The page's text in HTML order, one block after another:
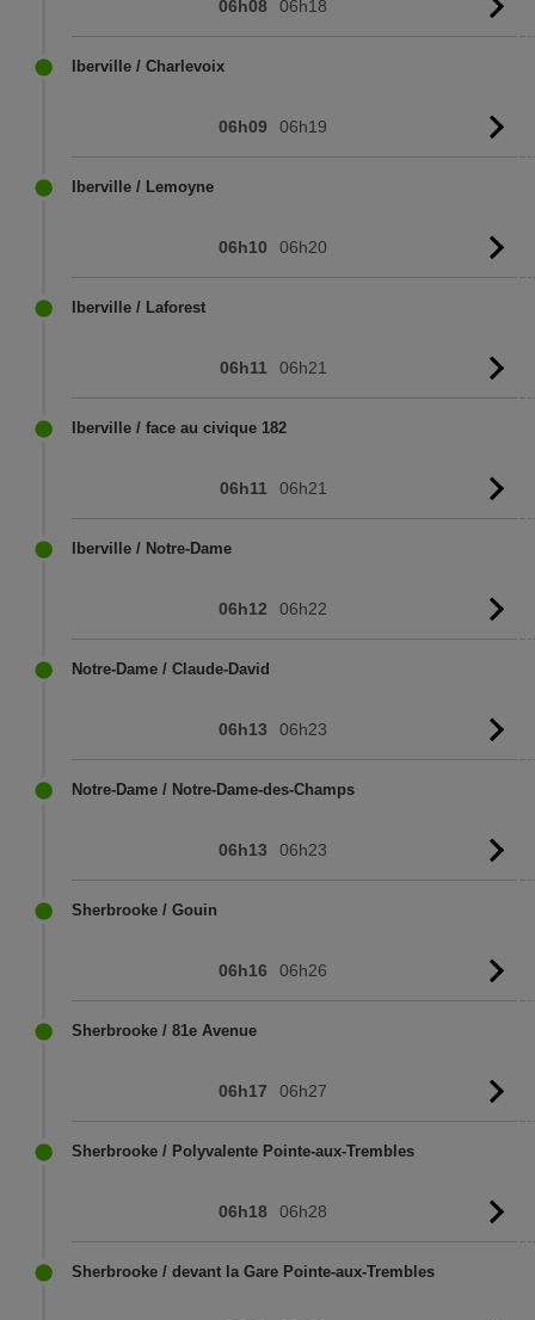
06h08 06h18
Iberville / Charlevoix
06h09 06h19
Iberville / Lemoyne
06h10 06h20
Iberville / Laforest
06h11 06h21
Iberville / face au civique 182
06h11 06h21
Iberville / Notre-Dame
06h12 06h22
Notre-Dame / Claude-David
06h13 06h23
Notre-Dame / Notre-Dame-des-Champs
06h13 06h23
Sherbrooke / Gouin
06h16 06h26
Sherbrooke / 81e Avenue
06h17 06h27
Sherbrooke / Polyvalente Pointe-aux-Trembles
06h18 06h28
Sherbrooke / devant la Gare Pointe-aux-Trembles